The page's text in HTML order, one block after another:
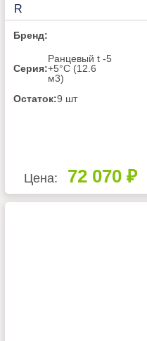
R
Бренд:
Серия:
Ранцевый t -5
+5°C (12.6
м3)
Остаток:9 шт
Цена: 72 070 ₽